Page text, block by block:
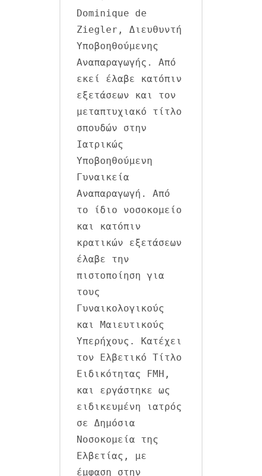
Dominique de
Ziegler, Διευθυντή
Υποβοηθούμενης
Αναπαραγωγής. Από
εκεί έλαβε κατόπιν
εξετάσεων και τον
μεταπτυχιακό τίτλο
σπουδών στην
Ιατρικώς
Υποβοηθούμενη
Γυναικεία
Αναπαραγωγή. Από
το ίδιο νοσοκομείο
και κατόπιν
κρατικών εξετάσεων
έλαβε την
πιστοποίηση για
τους
Γυναικολογικούς
και Μαιευτικούς
Υπερήχους. Κατέχει
τον Ελβετικό Τίτλο
Ειδικότητας FMH,
και εργάστηκε ως
ειδικευμένη ιατρός
σε Δημόσια
Νοσοκομεία της
Ελβετίας, με
έμφαση στην